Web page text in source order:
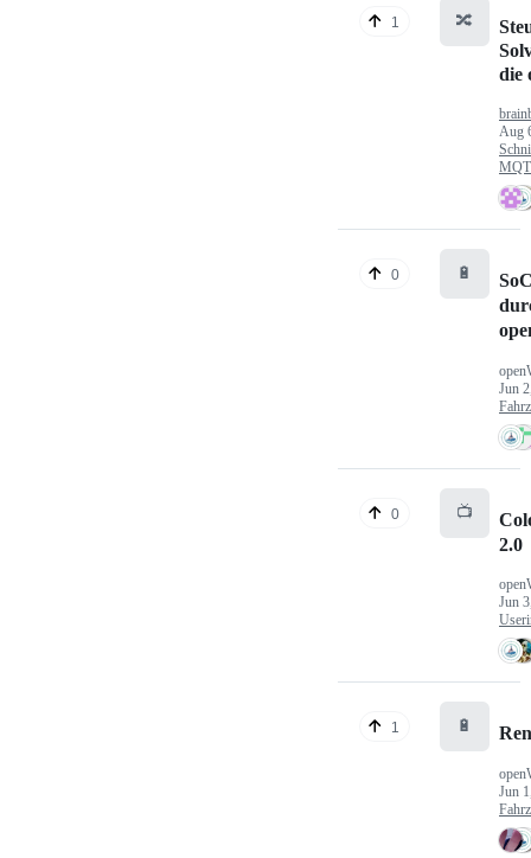
1 🔀
die
Aug
0 🔋
Jun
0 📺
2.0
Jun
1 🔋
Jun